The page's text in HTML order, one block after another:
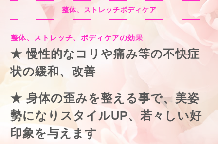
整体、ストレッチボディケア
整体、ストレッチ、ボディケアの効果
★ 慢性的なコリや痛み等の不快症
状の緩和、改善
★ 身体の歪みを整える事で、美姿
勢になりスタイルUP、若々しい好
印象を与えます